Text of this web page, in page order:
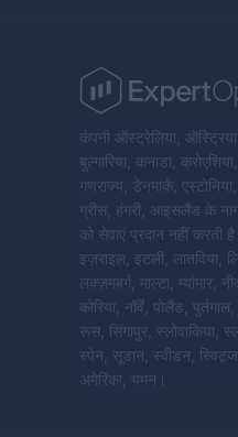
कंपनी ऑस्ट्रेलिया,
बुल्गारिया, कनाडा,
गणराज्य, डेनमार्क,
ग्रीस, हंगरी, आइसलैंड के
को सेवाएं प्रदान नहीं करती
इज़राइल, इटली, लातविया,
लक्ज़मबर्ग, माल्टा, म्यांमार,
कोरिया, नॉर्वे, पोलैंड, पुर्तगाल,
रूस, सिंगापुर, स्लोवाकिया,
स्पेन, सूडान, स्वीडन,
अमेरिका, यमन।